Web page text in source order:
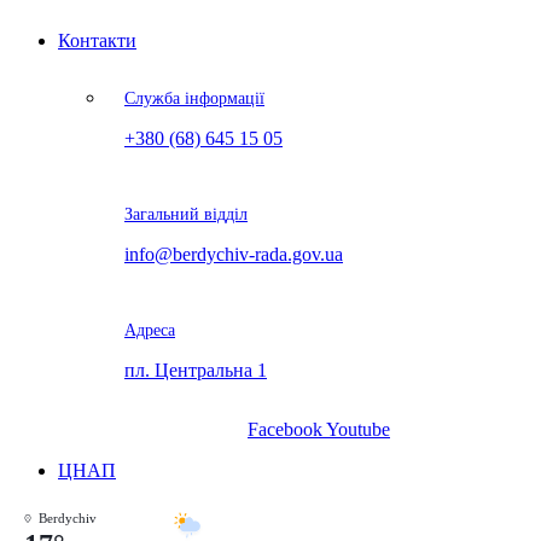
Контакти
Служба інформації
+380 (68) 645 15 05
Загальний відділ
info@berdychiv-rada.gov.ua
Адреса
пл. Центральна 1
FacebookYoutube
ЦНАП
Berdychiv